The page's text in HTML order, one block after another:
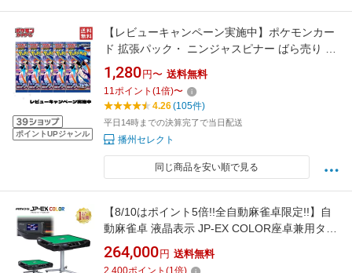
ポイントUPジャンル
【レビューキャンペーン実施中】ポケモンカー
ド 拡張パック・ ニンジャスピナー ばら売り ポ
ケカ 5パック 10パック MEGA 全国送料無料
1,280 円〜 送料無料
11ポイント (1倍)〜
4.26(105件)
平日14時までの決算完了で当日配送
播州セレクト
同じ商品を安い順で見る
【8/10はポイント5倍!!全自動麻雀卓限定!!】自
動麻雀卓 液晶表示 JP-EX COLOR座卓兼用タイ
プ 28mm ブラックラメ
264,000 円 送料無料